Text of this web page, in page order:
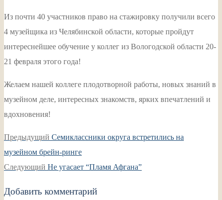
Из почти 40 участников право на стажировку получили всего
4 музейщика из Челябинской области, которые пройдут
интереснейшее обучение у коллег из Вологодской области 20-
21 февраля этого года!
Желаем нашей коллеге плодотворной работы, новых знаний в
музейном деле, интересных знакомств, ярких впечатлений и
вдохновения!
Навигация
по
записям
Предыдущий Предыдущая
запись:
Семиклассники округа встретились на
музейном брейн-ринге
Следующий Следующая
Не угасает “Пламя Афгана”
Добавить комментарий